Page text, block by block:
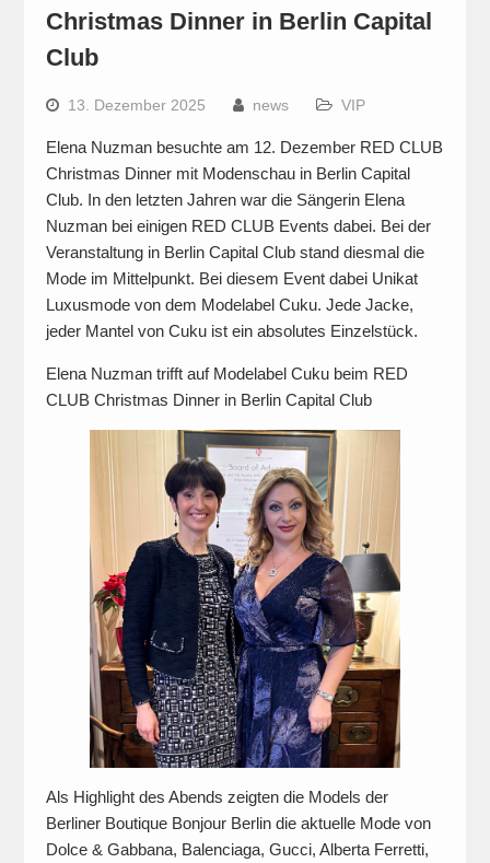
Christmas Dinner in Berlin Capital
Club
13. Dezember 2025 news VIP
Elena Nuzman besuchte am 12. Dezember RED CLUB
Christmas Dinner mit Modenschau in Berlin Capital
Club. In den letzten Jahren war die Sängerin Elena
Nuzman bei einigen RED CLUB Events dabei. Bei der
Veranstaltung in Berlin Capital Club stand diesmal die
Mode im Mittelpunkt. Bei diesem Event dabei Unikat
Luxusmode von dem Modelabel Cuku. Jede Jacke,
jeder Mantel von Cuku ist ein absolutes Einzelstück.
Elena Nuzman trifft auf Modelabel Cuku beim RED
CLUB Christmas Dinner in Berlin Capital Club
Als Highlight des Abends zeigten die Models der
Berliner Boutique Bonjour Berlin die aktuelle Mode von
Dolce & Gabbana, Balenciaga, Gucci, Alberta Ferretti,